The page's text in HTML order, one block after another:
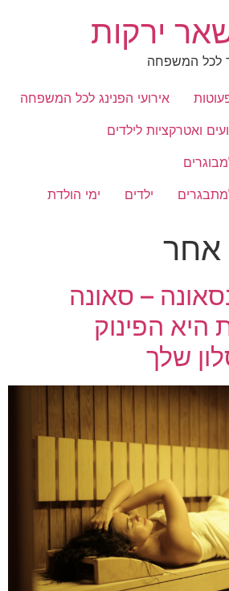
ירקות
לכל המשפחה
אירועי הפנינג לכל המשפחה
ואטרקציות לילדים
ילדים ימי הולדת
אחר
– סאונה
היא הפינוק
שלך